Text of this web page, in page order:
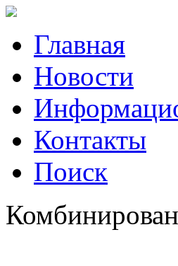
Главная
Новости
Контакты
Поиск